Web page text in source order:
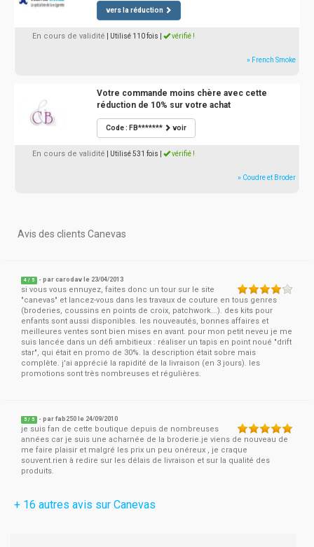
vers la réduction
En cours de validité | Utilisé 110 fois vérifié !
» French Smoke
Votre commande moins chère avec cette
réduction de 10% sur votre achat
Code : FB******* voir
En cours de validité | Utilisé 531 fois vérifié !
» Coudre et Broder
Avis des clients Canevas
4 / 5 - parcarodav le 23/04/2013
si vous vous ennuyez, faites donc un tour sur le site
"canevas" et lancez-vous dans les travaux de couture en tous genres
(broderies, coussins en points de croix, patchwork...). des kits pour
enfants sont aussi disponibles. les nouveautés, bonnes affaires et
meilleures ventes sont bien mises en avant. pour mon petit neveu je me
suis lancée dans un défi ambitieux : réaliser un tapis en point noué "drift
star", qui était en promo de 30%. la description était sobre mais
complète. j'ai apprécié la rapidité de la livraison (en 3 jours). les
promotions sont très nombreuses et régulières.
5 / 5 - parfab250 le 24/09/2010
je suis fan de cette boutique depuis de nombreuses
années car je suis une acharnée de la broderie.je viens de nouveau de
me faire plaisir et malgré les prix un peu onéreux , je craque
souvent.rien à redire sur les délais de livraison et sur la qualité des
produits.
+ 16 autres avis sur Canevas